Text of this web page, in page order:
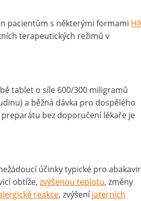
pacientům s některými formami
terapeutických režimů v
tablet o síle 600/300 miligramů
a běžná dávka pro dospělého
preparátu bez doporučení lékaře je
účinky typické pro
obtíže, zvýšenou teplotu, změny
reakce, zvýšeníjaterních